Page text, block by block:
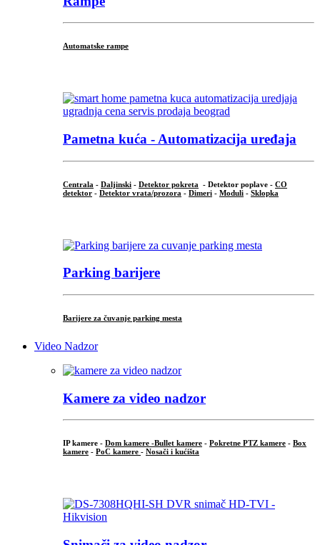
Automatske rampe
Pametna kuća - Automatizacija uređaja
Centrala - Daljinski - Detektor pokreta - Detektor poplave - CO
detektor - Detektor vrata/prozora - Dimeri - Moduli - Sklopka
Parking barijere
Barijere za čuvanje parking mesta
Video Nadzor
Kamere za video nadzor
IP kamere - Dom kamere -Bullet kamere - Pokretne PTZ kamere - Box
kamere - PoC kamere - Nosači i kućišta